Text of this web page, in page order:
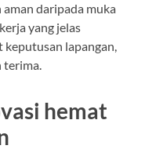
daripada muka
yang jelas
keputusan lapangan,
terima.
hemat